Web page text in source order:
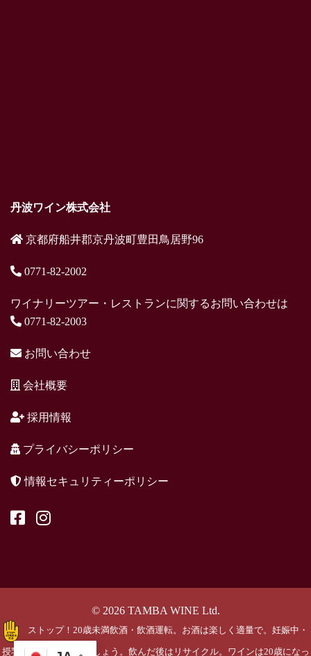
丹波ワイン株式会社
京都府船井郡京丹波町豊田鳥居野96
0771-82-2002
ワイナリーツアー・レストランに関するお問い合わせは
0771-82-2003
お問い合わせ
会社概要
採用情報
プライバシーポリシー
情報セキュリティーポリシー
© 2026 TAMBA WINE Ltd.
ストップ！20歳未満飲酒・飲酒運転。お酒は楽しく適量で。妊娠中・
授乳期の飲酒はやめましょう。飲んだ後はリサイクル。ワインは20歳になっ